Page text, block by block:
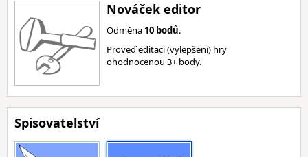
Nováček editor
Odměna 10 bodů.
Proveď editaci (vylepšení) hry
ohodnocenou 3+ body.
Spisovatelství